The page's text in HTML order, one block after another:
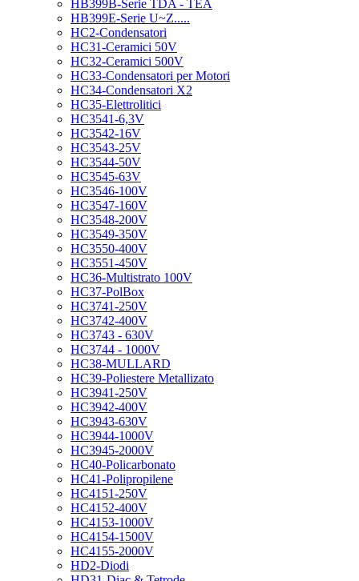
HB399B-Serie TDA - TEA
HB399E-Serie U~Z.....
HC2-Condensatori
HC31-Ceramici 50V
HC32-Ceramici 500V
HC33-Condensatori per Motori
HC34-Condensatori X2
HC35-Elettrolitici
HC3541-6,3V
HC3542-16V
HC3543-25V
HC3544-50V
HC3545-63V
HC3546-100V
HC3547-160V
HC3548-200V
HC3549-350V
HC3550-400V
HC3551-450V
HC36-Multistrato 100V
HC37-PolBox
HC3741-250V
HC3742-400V
HC3743 - 630V
HC3744 - 1000V
HC38-MULLARD
HC39-Poliestere Metallizato
HC3941-250V
HC3942-400V
HC3943-630V
HC3944-1000V
HC3945-2000V
HC40-Policarbonato
HC41-Polipropilene
HC4151-250V
HC4152-400V
HC4153-1000V
HC4154-1500V
HC4155-2000V
HD2-Diodi